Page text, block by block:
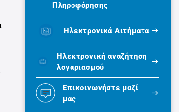
Πληροφόρησης
Ηλεκτρονικά Αιτήματα
Ηλεκτρονική αναζήτηση
λογαριασμού
Επικοινωνήστε μαζί
μας